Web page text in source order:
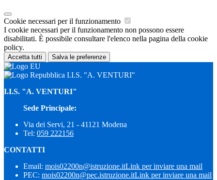
Cookie necessari per il funzionamento
I cookie necessari per il funzionamento non possono essere
disabilitati. È possibile consultare l'elenco nella pagina della cookie
policy.
Accetta tutti Salva le preferenze
I.I.S. "A. VENTURI"
I.I.S. "A. VENTURI"
Sede Principale:
Via dei Servi, 21 - 41121 Modena
Tel: 059 222156
CONTATTI
Email: mois02200n@istruzione.itLink per inviare una mail
PEC: mois02200n@pec.istruzione.itLink per inviare una mail